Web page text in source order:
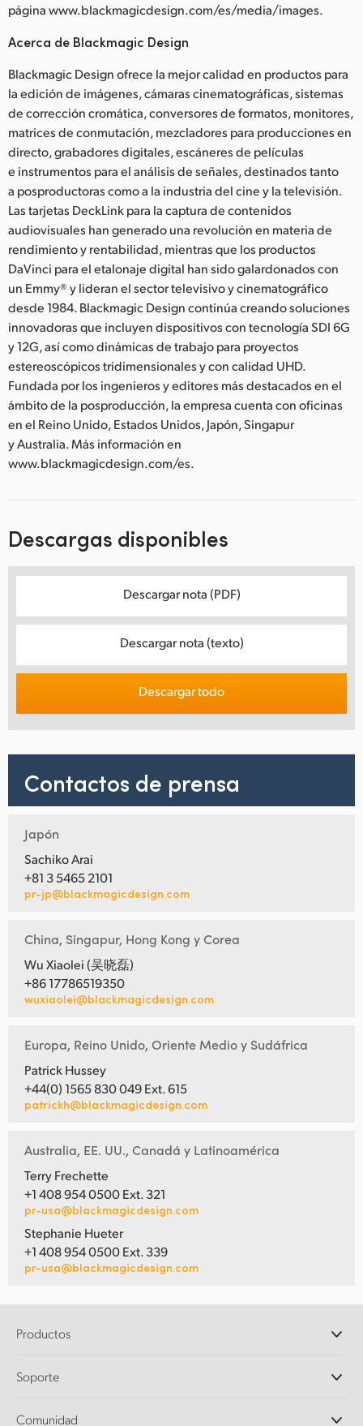
página www.blackmagicdesign.com/es/media/images.
Acerca de Blackmagic Design
Blackmagic Design ofrece la mejor calidad en productos para
la edición de imágenes, cámaras cinematográficas, sistemas
de corrección cromática, conversores de formatos, monitores,
matrices de conmutación, mezcladores para producciones en
directo, grabadores digitales, escáneres de películas
e instrumentos para el análisis de señales, destinados tanto
a posproductoras como a la industria del cine y la televisión.
Las tarjetas DeckLink para la captura de contenidos
audiovisuales han generado una revolución en materia de
rendimiento y rentabilidad, mientras que los productos
DaVinci para el etalonaje digital han sido galardonados con
un Emmy® y lideran el sector televisivo y cinematográfico
desde 1984. Blackmagic Design continúa creando soluciones
innovadoras que incluyen dispositivos con tecnología SDI 6G
y 12G, así como dinámicas de trabajo para proyectos
estereoscópicos tridimensionales y con calidad UHD.
Fundada por los ingenieros y editores más destacados en el
ámbito de la posproducción, la empresa cuenta con oficinas
en el Reino Unido, Estados Unidos, Japón, Singapur
y Australia. Más información en
www.blackmagicdesign.com/es.
Descargas disponibles
Descargar nota (PDF)
Descargar nota (texto)
Descargar todo
Contactos de prensa
Japón
Sachiko Arai
+81 3 5465 2101
pr-jp@blackmagicdesign.com
China, Singapur, Hong Kong y Corea
Wu Xiaolei (吴晓磊)
+86 17786519350
wuxiaolei@blackmagicdesign.com
Europa, Reino Unido, Oriente Medio y Sudáfrica
Patrick Hussey
+44(0) 1565 830 049 Ext. 615
patrickh@blackmagicdesign.com
Australia, EE. UU., Canadá y Latinoamérica
Terry Frechette
+1 408 954 0500 Ext. 321
pr-usa@blackmagicdesign.com
Stephanie Hueter
+1 408 954 0500 Ext. 339
pr-usa@blackmagicdesign.com
Productos
DaVinci Resolve y Fusion
Ultimatte
Soporte
Comunidad